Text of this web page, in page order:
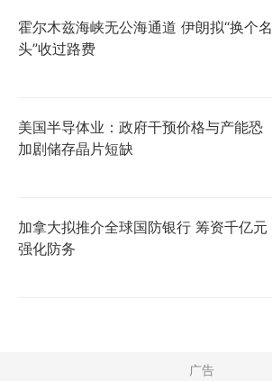
霍尔木兹海峡无公海通道 伊朗拟“换个名
头”收过路费
美国半导体业：政府干预价格与产能恐
加剧储存晶片短缺
加拿大拟推介全球国防银行 筹资千亿元
强化防务